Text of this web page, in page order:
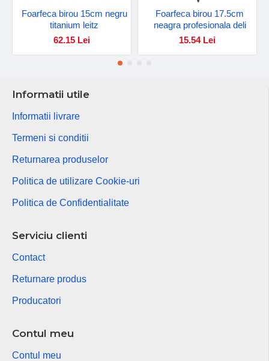
Foarfeca birou 15cm negru
titanium leitz
62.15 Lei
Foarfeca birou 17.5cm
neagra profesionala deli
15.54 Lei
Informatii utile
Informatii livrare
Termeni si conditii
Returnarea produselor
Politica de utilizare Cookie-uri
Politica de Confidentialitate
Serviciu clienti
Contact
Returnare produs
Producatori
Contul meu
Contul meu